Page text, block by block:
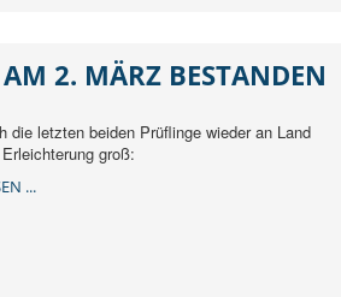
2. MÄRZ BESTANDEN
die letzten beiden Prüflinge wieder an Land
groß:
...